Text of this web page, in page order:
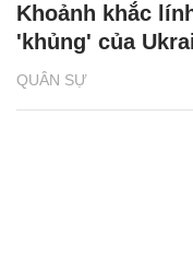
QUÂN SỰ
Khoảnh khắc
'khủng' của